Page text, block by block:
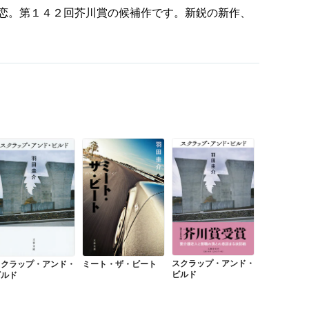
第１４２回芥川賞の候補作です。新鋭の新作、
ラップ・アンド・
ド
ミート・ザ・ビート
スクラップ・アンド・
ビルド